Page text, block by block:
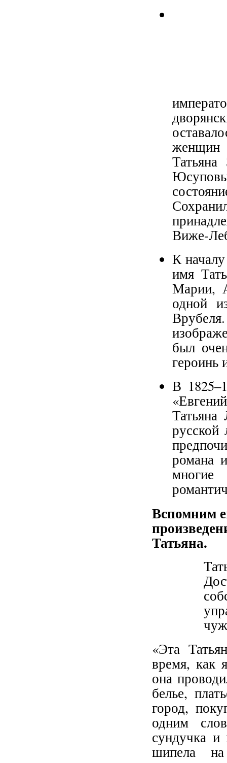
женщин
Виже-
К
имя
Марии,
одной
был
героинь
В
Татьяна
русской
романа
Вспомним
Татьяна.
«Эта
время, как
она
белье,
город,
одним
сундучка и
шипела